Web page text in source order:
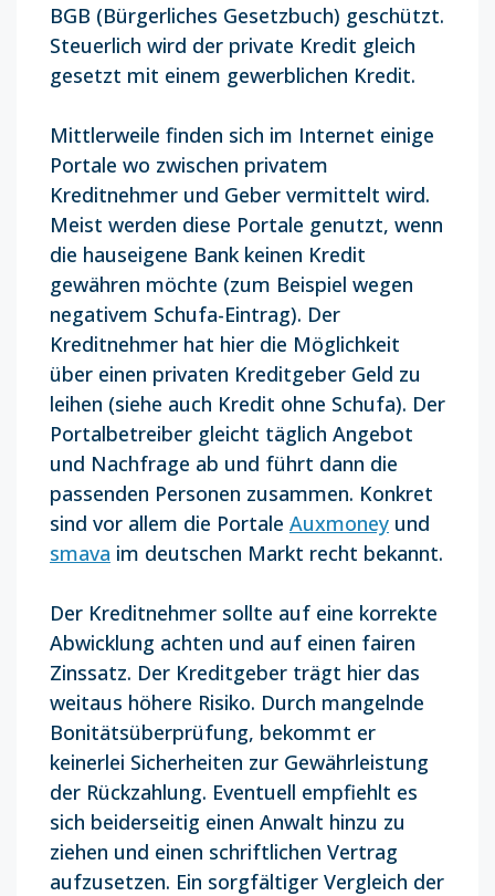
BGB (Bürgerliches Gesetzbuch) geschützt.
Steuerlich wird der private Kredit gleich
gesetzt mit einem gewerblichen Kredit.
Mittlerweile finden sich im Internet einige
Portale wo zwischen privatem
Kreditnehmer und Geber vermittelt wird.
Meist werden diese Portale genutzt, wenn
die hauseigene Bank keinen Kredit
gewähren möchte (zum Beispiel wegen
negativem Schufa-Eintrag). Der
Kreditnehmer hat hier die Möglichkeit
über einen privaten Kreditgeber Geld zu
leihen (siehe auch Kredit ohne Schufa). Der
Portalbetreiber gleicht täglich Angebot
und Nachfrage ab und führt dann die
passenden Personen zusammen. Konkret
sind vor allem die Portale Auxmoney und
smava im deutschen Markt recht bekannt.
Der Kreditnehmer sollte auf eine korrekte
Abwicklung achten und auf einen fairen
Zinssatz. Der Kreditgeber trägt hier das
weitaus höhere Risiko. Durch mangelnde
Bonitätsüberprüfung, bekommt er
keinerlei Sicherheiten zur Gewährleistung
der Rückzahlung. Eventuell empfiehlt es
sich beiderseitig einen Anwalt hinzu zu
ziehen und einen schriftlichen Vertrag
aufzusetzen. Ein sorgfältiger Vergleich der